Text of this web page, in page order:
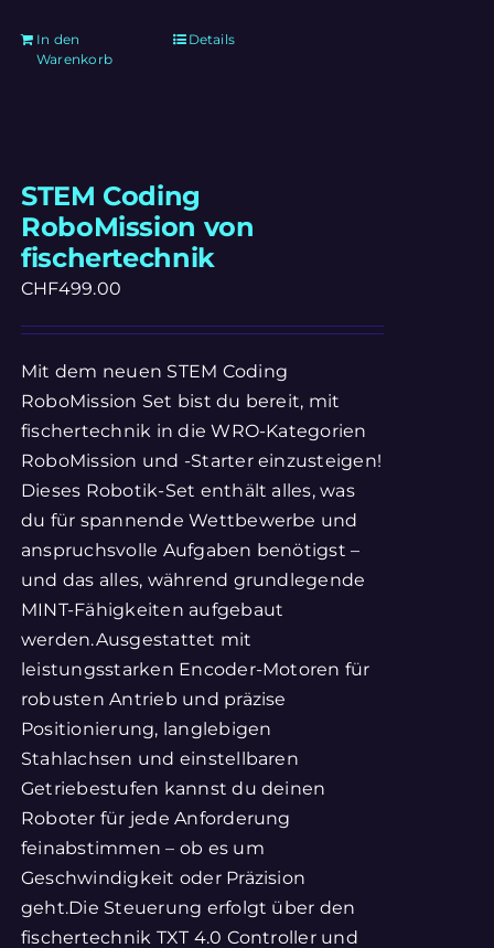
In den
Warenkorb
Details
STEM Coding
RoboMission von
fischertechnik
CHF499.00
Mit dem neuen STEM Coding
RoboMission Set bist du bereit, mit
fischertechnik in die WRO-Kategorien
RoboMission und -Starter einzusteigen!
Dieses Robotik-Set enthält alles, was
du für spannende Wettbewerbe und
anspruchsvolle Aufgaben benötigst –
und das alles, während grundlegende
MINT-Fähigkeiten aufgebaut
werden.Ausgestattet mit
leistungsstarken Encoder-Motoren für
robusten Antrieb und präzise
Positionierung, langlebigen
Stahlachsen und einstellbaren
Getriebestufen kannst du deinen
Roboter für jede Anforderung
feinabstimmen – ob es um
Geschwindigkeit oder Präzision
geht.Die Steuerung erfolgt über den
fischertechnik TXT 4.0 Controller und